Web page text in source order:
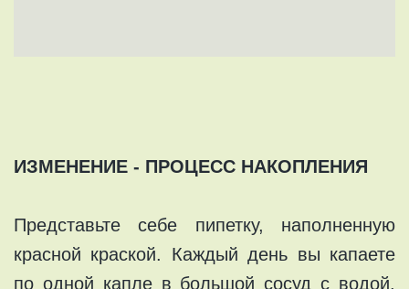
ИЗМЕНЕНИЕ - ПРОЦЕСС НАКОПЛЕНИЯ
Представьте себе пипетку, наполненную
красной краской. Каждый день вы капаете
по одной капле в большой сосуд с водой.